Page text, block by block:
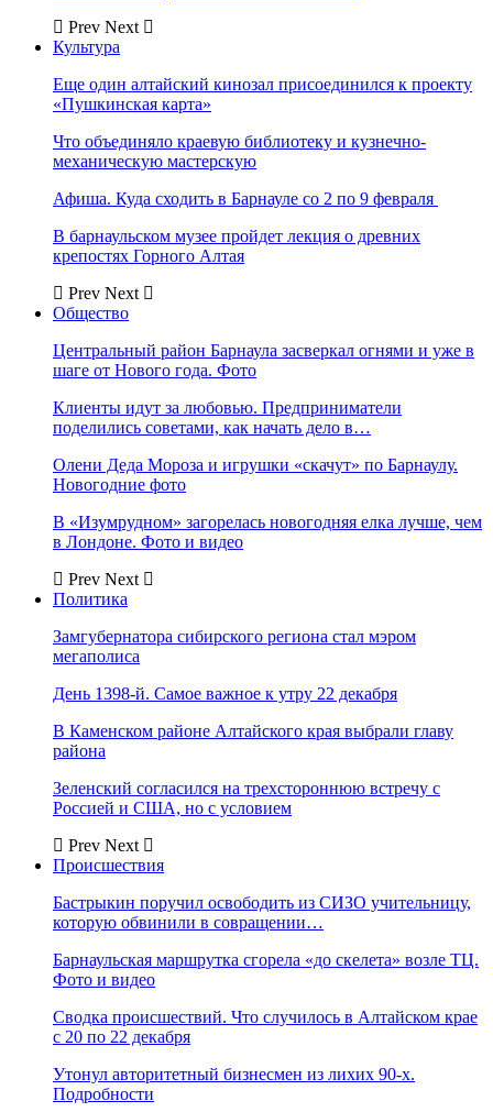
Prev Next
Культура
Еще один алтайский кинозал присоединился к проекту
«Пушкинская карта»
Что объединяло краевую библиотеку и кузнечно-
механическую мастерскую
Афиша. Куда сходить в Барнауле со 2 по 9 февраля
В барнаульском музее пройдет лекция о древних
крепостях Горного Алтая
Prev Next
Общество
Центральный район Барнаула засверкал огнями и уже в
шаге от Нового года. Фото
Клиенты идут за любовью. Предприниматели
поделились советами, как начать дело в…
Олени Деда Мороза и игрушки «скачут» по Барнаулу.
Новогодние фото
В «Изумрудном» загорелась новогодняя елка лучше, чем
в Лондоне. Фото и видео
Prev Next
Политика
Замгубернатора сибирского региона стал мэром
мегаполиса
День 1398-й. Самое важное к утру 22 декабря
В Каменском районе Алтайского края выбрали главу
района
Зеленский согласился на трехстороннюю встречу с
Россией и США, но с условием
Prev Next
Происшествия
Бастрыкин поручил освободить из СИЗО учительницу,
которую обвинили в совращении…
Барнаульская маршрутка сгорела «до скелета» возле ТЦ.
Фото и видео
Сводка происшествий. Что случилось в Алтайском крае
с 20 по 22 декабря
Утонул авторитетный бизнесмен из лихих 90-х.
Подробности